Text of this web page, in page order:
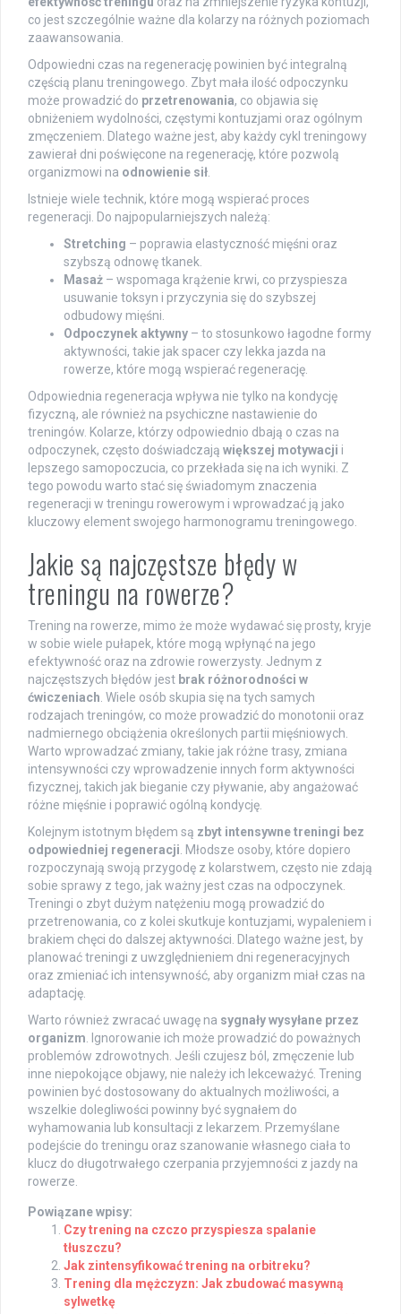
co jest szczególnie ważne dla kolarzy na różnych poziomach
zaawansowania.
Odpowiedni czas na regenerację powinien być integralną
częścią planu treningowego. Zbyt mała ilość odpoczynku
może prowadzić do przetrenowania, co objawia się
obniżeniem wydolności, częstymi kontuzjami oraz ogólnym
zmęczeniem. Dlatego ważne jest, aby każdy cykl treningowy
zawierał dni poświęcone na regenerację, które pozwolą
organizmowi na odnowienie sił
Istnieje wiele technik, które mogą wspierać proces
regeneracji. Do najpopularniejszych należą:
Stretching – poprawia elastyczność mięśni oraz
szybszą odnowę tkanek.
Masaż – wspomaga krążenie krwi, co przyspiesza
usuwanie toksyn i przyczynia się do szybszej
odbudowy mięśni.
Odpoczynek aktywny – to stosunkowo łagodne formy
aktywności, takie jak spacer czy lekka jazda na
rowerze, które mogą wspierać regenerację.
Odpowiednia regeneracja wpływa nie tylko na kondycję
fizyczną, ale również na psychiczne nastawienie do
treningów. Kolarze, którzy odpowiednio dbają o czas na
odpoczynek, często doświadczają większej motywacji i
lepszego samopoczucia, co przekłada się na ich wyniki. Z
tego powodu warto stać się świadomym znaczenia
regeneracji w treningu rowerowym i wprowadzać ją jako
kluczowy element swojego harmonogramu treningowego.
Jakie są najczęstsze błędy w
treningu na rowerze?
Trening na rowerze, mimo że może wydawać się prosty, kryje
w sobie wiele pułapek, które mogą wpłynąć na jego
efektywność oraz na zdrowie rowerzysty. Jednym z
najczęstszych błędów jest brak różnorodności w
ćwiczeniach . Wiele osób skupia się na tych samych
rodzajach treningów, co może prowadzić do monotonii oraz
nadmiernego obciążenia określonych partii mięśniowych.
Warto wprowadzać zmiany, takie jak różne trasy, zmiana
intensywności czy wprowadzenie innych form aktywności
fizycznej, takich jak bieganie czy pływanie, aby angażować
różne mięśnie i poprawić ogólną kondycję.
Kolejnym istotnym błędem są zbyt intensywne treningi bez
odpowiedniej regeneracji . Młodsze osoby, które dopiero
rozpoczynają swoją przygodę z kolarstwem, często nie zdają
sobie sprawy z tego, jak ważny jest czas na odpoczynek.
Treningi o zbyt dużym natężeniu mogą prowadzić do
przetrenowania, co z kolei skutkuje kontuzjami, wypaleniem i
brakiem chęci do dalszej aktywności. Dlatego ważne jest, by
planować treningi z uwzględnieniem dni regeneracyjnych
oraz zmieniać ich intensywność, aby organizm miał czas na
adaptację.
Warto również zwracać uwagę na sygnały wysyłane przez
organizm . Ignorowanie ich może prowadzić do poważnych
problemów zdrowotnych. Jeśli czujesz ból, zmęczenie lub
inne niepokojące objawy, nie należy ich lekceważyć. Trening
powinien być dostosowany do aktualnych możliwości, a
wszelkie dolegliwości powinny być sygnałem do
wyhamowania lub konsultacji z lekarzem. Przemyślane
podejście do treningu oraz szanowanie własnego ciała to
klucz do długotrwałego czerpania przyjemności z jazdy na
rowerze.
Powiązane wpisy:
Czy trening na czczo przyspiesza spalanie
tłuszczu?
Jak zintensyfikować trening na orbitreku?
Trening dla mężczyzn: Jak zbudować masywną
sylwetkę